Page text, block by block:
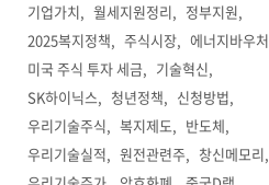
기업가치
월세지원정리
정부지원
2025복지정책
주식시장
에너지바우처
미국 주식 투자 세금
기술혁신
SK하이닉스
청년정책
신청방법
우리기술주식
복지제도
반도체
우리기술실적
원전관련주
창신메모리